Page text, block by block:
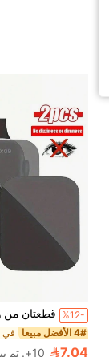
%12-
4# الأفضل مبيعا
7.04 10+. تم بيع